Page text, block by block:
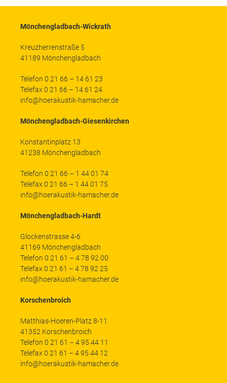
Mönchengladbach-Wickrath
Kreuzherrenstraße 5
41189 Mönchengladbach
Telefon 0 21 66 – 14 61 23
Telefax 0 21 66 – 14 61 24
info@hoerakustik-hamacher.de
Mönchengladbach-Giesenkirchen
Konstantinplatz 13
41238 Mönchengladbach
Telefon 0 21 66 – 1 44 01 74
Telefax 0 21 66 – 1 44 01 75
info@hoerakustik-hamacher.de
Mönchengladbach-Hardt
Glockenstrasse 4-6
41169 Mönchengladbach
Telefon 0 21 61 – 4 78 92 00
Telefax 0 21 61 – 4 78 92 25
info@hoerakustik-hamacher.de
Korschenbroich
Matthias-Hoeren-Platz 8-11
41352 Korschenbroich
Telefon 0 21 61 – 4 95 44 11
Telefax 0 21 61 – 4 95 44 12
info@hoerakustik-hamacher.de